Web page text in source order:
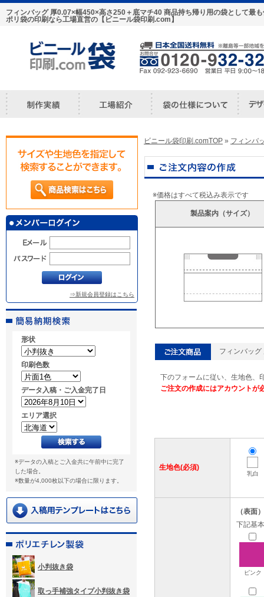
フィンバッグ 厚0.07×幅450×高さ250＋底マチ40 商品持ち帰り用の袋として最
ポリ袋の印刷なら工場直営の【ビニール袋印刷.com】
⇒新規会員登録はこちら
形状
印刷色数
データ入稿・ご入金完了日
エリア選択
※データの入稿とご入金共に午前中に完了
した場合。
※数量が4,000枚以下の場合に限ります。
小判抜き袋
取っ手補強タイプ小判抜き袋
ビニール袋印刷.comTOP » フィンバ
※価格はすべて税込み表示です
製品案内（サイズ）
フィンバッ
下のフォームに従い、生地色、
ご注文の作成にはアカウントが
生地色(必須)
乳白
（表面）
下記基
ピンク